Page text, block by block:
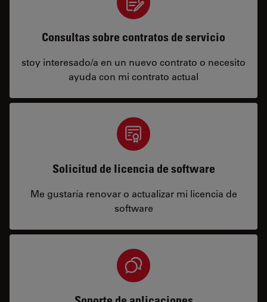
Consultas sobre contratos de servicio
stoy interesado/a en un nuevo contrato o necesito
ayuda con mi contrato actual
Solicitud de licencia de software
Me gustaría renovar o actualizar mi licencia de
software